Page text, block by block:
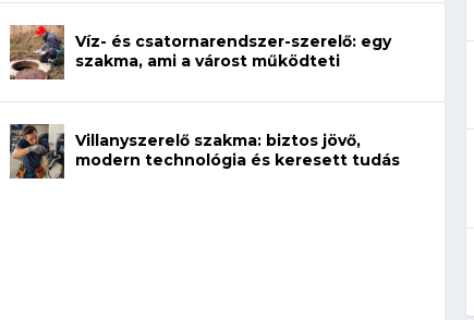
Így növelheted az esélyedet az
szakmát!
néhány sor program dönti
Víz- és csatornarendszer-szerelő: egy
szakma, ami a várost működteti
Villanyszerelő szakma: biztos jövő,
modern technológia és keresett tudás